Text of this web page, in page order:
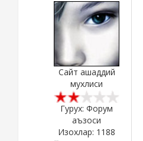
Сайт ашаддий
мухлиси
Гурух: Форум
аъзоси
Изохлар: 1188